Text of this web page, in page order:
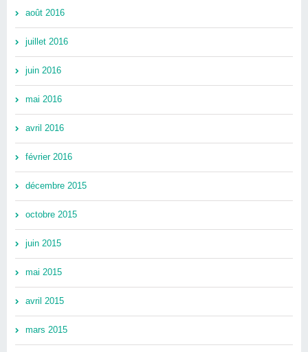
août 2016
juillet 2016
juin 2016
mai 2016
avril 2016
février 2016
décembre 2015
octobre 2015
juin 2015
mai 2015
avril 2015
mars 2015